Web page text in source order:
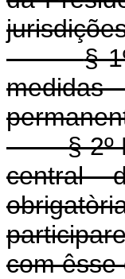
§
§ 2º
central
com êsse